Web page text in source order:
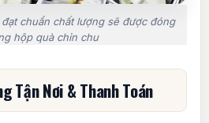
chuẩn chất lượng sẽ được đóng
hộp quà chỉn chu
Tận Nơi & Thanh Toán